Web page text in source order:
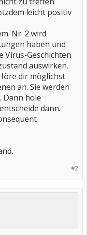
leicht positiv
Nr. 2 wird
haben und
Virus-Geschichten
auswirken.
dir möglichst
an. Sie werden
Dann hole
dann.
#2